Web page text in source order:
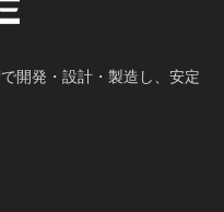
開発・設計・製造し、安定